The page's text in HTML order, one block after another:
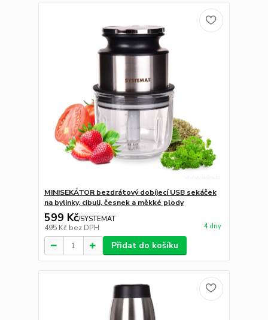
MINISEKÁTOR bezdrátový dobíjecí USB sekáček
na bylinky, cibuli, česnek a měkké plody
599 Kč/SYSTEMAT
495 Kč bez DPH 4 dny
Přidat do košíku